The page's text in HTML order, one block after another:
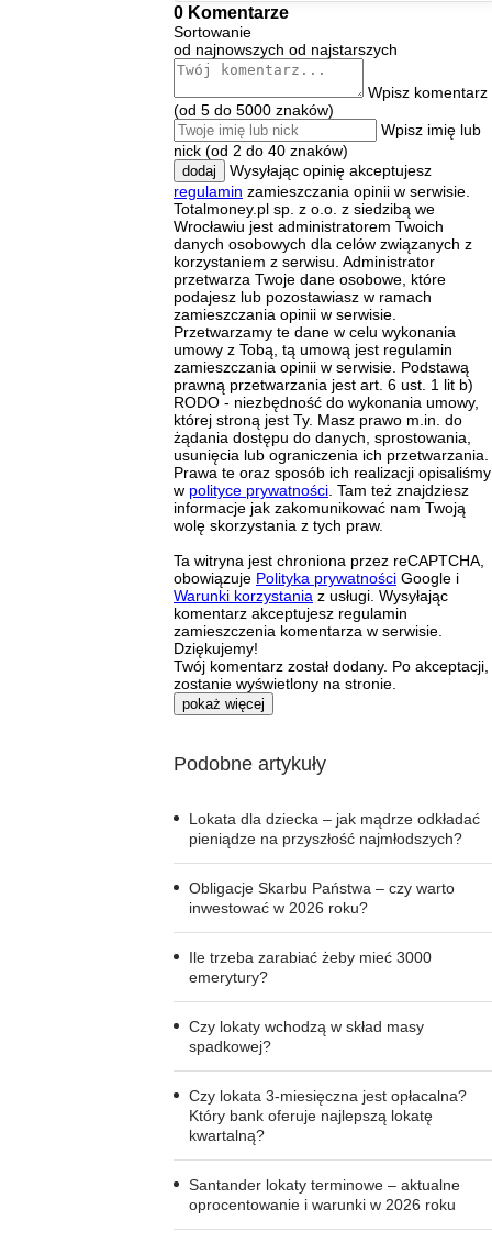
0 Komentarze
Sortowanie
od najnowszych od najstarszych
Wpisz komentarz
(od 5 do 5000 znaków)
Wpisz imię lub
nick (od 2 do 40 znaków)
dodaj
Wysyłając opinię akceptujesz
regulamin zamieszczania opinii w serwisie.
Totalmoney.pl sp. z o.o. z siedzibą we
Wrocławiu jest administratorem Twoich
danych osobowych dla celów związanych z
korzystaniem z serwisu. Administrator
przetwarza Twoje dane osobowe, które
podajesz lub pozostawiasz w ramach
zamieszczania opinii w serwisie.
Przetwarzamy te dane w celu wykonania
umowy z Tobą, tą umową jest regulamin
zamieszczania opinii w serwisie. Podstawą
prawną przetwarzania jest art. 6 ust. 1 lit b)
RODO - niezbędność do wykonania umowy,
której stroną jest Ty. Masz prawo m.in. do
żądania dostępu do danych, sprostowania,
usunięcia lub ograniczenia ich przetwarzania.
Prawa te oraz sposób ich realizacji opisaliśmy
w polityce prywatności . Tam też znajdziesz
informacje jak zakomunikować nam Twoją
wolę skorzystania z tych praw.
Ta witryna jest chroniona przez reCAPTCHA,
obowiązuje Polityka prywatności Google i
Warunki korzystania z usługi. Wysyłając
komentarz akceptujesz regulamin
zamieszczenia komentarza w serwisie.
Dziękujemy!
Twój komentarz został dodany. Po akceptacji,
zostanie wyświetlony na stronie.
pokaż więcej
Podobne artykuły
Lokata dla dziecka – jak mądrze odkładać
pieniądze na przyszłość najmłodszych?
Obligacje Skarbu Państwa – czy warto
inwestować w 2026 roku?
Ile trzeba zarabiać żeby mieć 3000
emerytury?
Czy lokaty wchodzą w skład masy
spadkowej?
Czy lokata 3-miesięczna jest opłacalna?
Który bank oferuje najlepszą lokatę
kwartalną?
Santander lokaty terminowe – aktualne
oprocentowanie i warunki w 2026 roku